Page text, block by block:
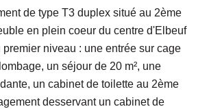
de type T3 duplex situé au 2ème
en plein coeur du centre d'Elbeuf
premier niveau : une entrée sur cage
un séjour de 20 m², une
un cabinet de toilette au 2ème
desservant un cabinet de